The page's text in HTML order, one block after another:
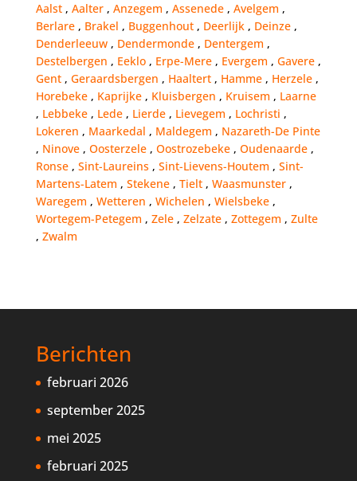
Aalst , Aalter , Anzegem , Assenede , Avelgem ,
Berlare , Brakel , Buggenhout , Deerlijk , Deinze ,
Denderleeuw , Dendermonde , Dentergem ,
Destelbergen , Eeklo , Erpe-Mere , Evergem , Gavere ,
Gent , Geraardsbergen , Haaltert , Hamme , Herzele ,
Horebeke , Kaprijke , Kluisbergen , Kruisem , Laarne
, Lebbeke , Lede , Lierde , Lievegem , Lochristi ,
Lokeren , Maarkedal , Maldegem , Nazareth-De Pinte
, Ninove , Oosterzele , Oostrozebeke , Oudenaarde ,
Ronse , Sint-Laureins , Sint-Lievens-Houtem , Sint-
Martens-Latem , Stekene , Tielt , Waasmunster ,
Waregem , Wetteren , Wichelen , Wielsbeke ,
Wortegem-Petegem , Zele , Zelzate , Zottegem , Zulte
, Zwalm
Berichten
februari 2026
september 2025
mei 2025
februari 2025